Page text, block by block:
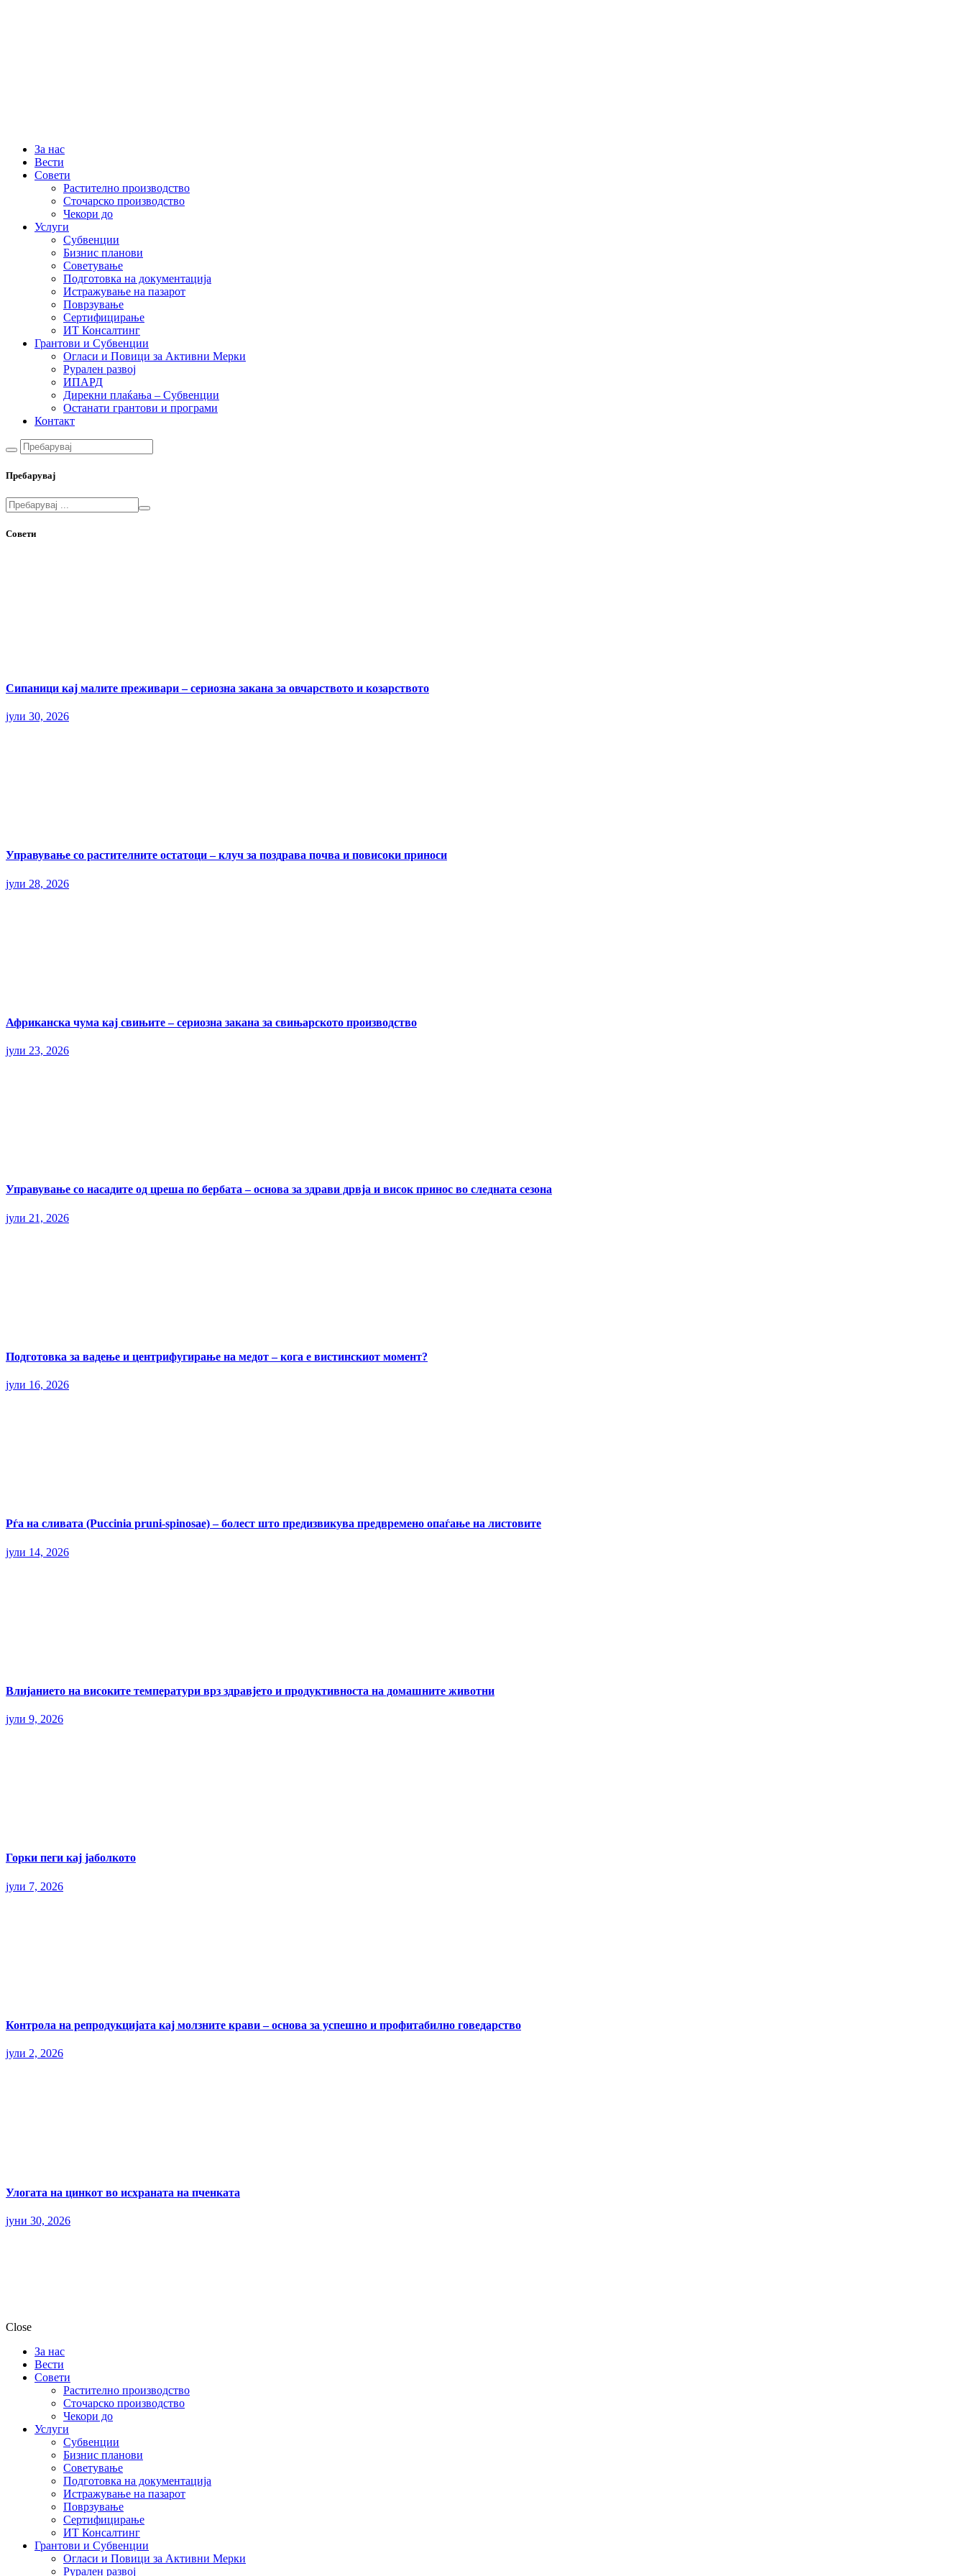
За нас
Вести
Совети
Растително производство
Сточарско производство
Чекори до
Услуги
Субвенции
Бизнис планови
Советување
Подготовка на документација
Истражување на пазарот
Поврзување
Сертифицирање
ИТ Консалтинг
Грантови и Субвенции
Огласи и Повици за Активни Мерки
Рурален развој
ИПАРД
Дирекни плаќања – Субвенции
Останати грантови и програми
Контакт
Пребарувај
Совети
Сипаници кај малите преживари – сериозна закана за овчарството и козарството
јули 30, 2026
Управување со растителните остатоци – клуч за поздрава почва и повисоки приноси
јули 28, 2026
Африканска чума кај свињите – сериозна закана за свињарското производство
јули 23, 2026
Управување со насадите од цреша по бербата – основа за здрави дрвја и висок принос во следната сезона
јули 21, 2026
Подготовка за вадење и центрифугирање на медот – кога е вистинскиот момент?
јули 16, 2026
Рѓа на сливата (Puccinia pruni-spinosae) – болест што предизвикува предвремено опаѓање на листовите
јули 14, 2026
Влијанието на високите температури врз здравјето и продуктивноста на домашните животни
јули 9, 2026
Горки пеги кај јаболкото
јули 7, 2026
Контрола на репродукцијата кај молзните крави – основа за успешно и профитабилно говедарство
јули 2, 2026
Улогата на цинкот во исхраната на пченката
јуни 30, 2026
Close
За нас
Вести
Совети
Растително производство
Сточарско производство
Чекори до
Услуги
Субвенции
Бизнис планови
Советување
Подготовка на документација
Истражување на пазарот
Поврзување
Сертифицирање
ИТ Консалтинг
Грантови и Субвенции
Огласи и Повици за Активни Мерки
Рурален развој